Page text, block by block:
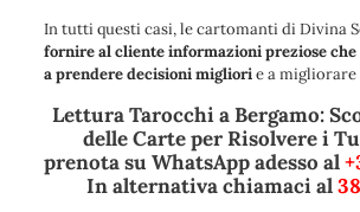
In tutti questi casi, le cartomanti di Divina
fornire al cliente informazioni preziose che
a prendere decisioni migliorie a
Lettura Tarocchi a Bergamo:
delle Carte per Risolvere i
prenota su WhatsApp adesso al
In alternativa chiamaci al